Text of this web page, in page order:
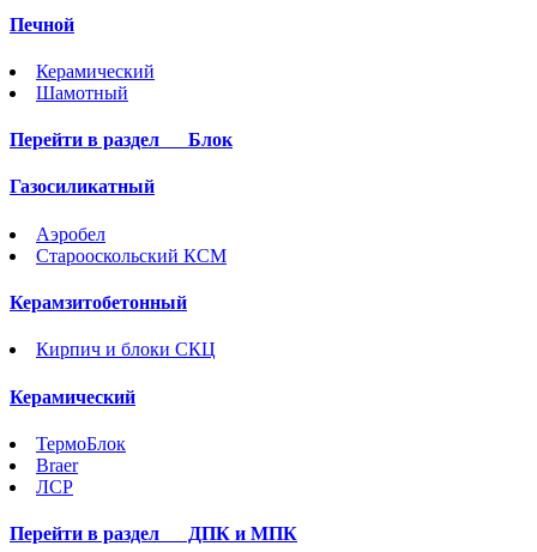
Печной
Керамический
Шамотный
Перейти в раздел Блок
Газосиликатный
Аэробел
Старооскольский КСМ
Керамзитобетонный
Кирпич и блоки СКЦ
Керамический
ТермоБлок
Braer
ЛСР
Перейти в раздел ДПК и МПК